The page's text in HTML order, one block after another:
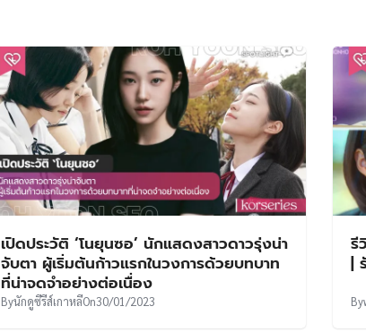
เปิดประวัติ ‘โนยุนซอ’ นักแสดงสาวดาวรุ่งน่า
จับตา ผู้เริ่มต้นก้าวแรกในวงการด้วยบทบาท
ที่น่าจดจำอย่างต่อเนื่อง
Byนักดูซีรีส์เกาหลีOn30/01/2023
รี
|
By